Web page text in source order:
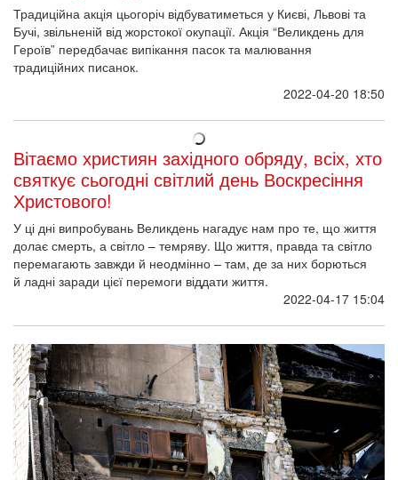
Традиційна акція цьогоріч відбуватиметься у Києві, Львові та
Бучі, звільненій від жорстокої окупації. Акція “Великдень для
Героїв” передбачає випікання пасок та малювання
традиційних писанок.
2022-04-20 18:50
Вітаємо християн західного обряду, всіх, хто
святкує сьогодні світлий день Воскресіння
Христового!
У ці дні випробувань Великдень нагадує нам про те, що життя
долає смерть, а світло – темряву. Що життя, правда та світло
перемагають завжди й неодмінно – там, де за них борються
й ладні заради цієї перемоги віддати життя.
2022-04-17 15:04